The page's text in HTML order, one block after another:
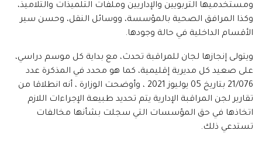
ومستخدميها التربويين والإداريين وملفات التلميذات والتلاميذ،
وكذا المرافق الصحية بالمؤسسة، ووسائل النقل، وحسن سير
الأقسام الداخلية في حالة وجودها.
ويتولى إنجازها لجان للمراقبة تحدث، مع بداية كل موسم دراسي،
على صعيد كل مديرية إقليمية، كما هو محدد في المذكرة عدد
21/076 بتاريخ 05 يوليوز 2021 ، وأوضحت الوزارة ، أنه انطلاقا من
تقارير لجن المراقبة الإدارية يتم تحديد طبيعة الإجراءات اللازم
اتخاذها في حق المؤسسات التي سجلت بشأنها مخالفات
تستدعي ذلك.